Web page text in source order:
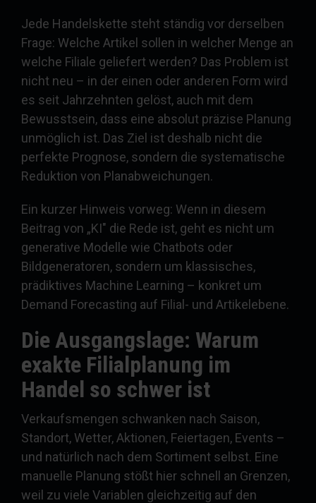
Jede Handelskette steht ständig vor derselben
Frage: Welche Artikel sollen in welcher Menge an
welche Filiale geliefert werden? Das Problem ist
nicht neu – in der einen oder anderen Form wird
es seit Jahrzehnten gelöst, auch mit dem
Bewusstsein, dass eine absolut präzise Planung
unmöglich ist. Das Ziel ist deshalb nicht die
perfekte Prognose, sondern die systematische
Reduktion von Planabweichungen.
Ein kurzer Hinweis vorweg: Wenn in diesem
Beitrag von „KI" die Rede ist, geht es nicht um
generative Modelle wie Chatbots oder
Bildgeneratoren, sondern um klassisches,
prädiktives Machine Learning – konkret um
Demand Forecasting auf Filial- und Artikelebene.
Die Ausgangslage: Warum
exakte Filialplanung im
Handel so schwer ist
Verkaufsmengen schwanken nach Saison,
Standort, Wetter, Aktionen, Feiertagen, Events –
und natürlich nach dem Sortiment selbst. Eine
manuelle Planung stößt hier schnell an Grenzen,
weil zu viele Variablen gleichzeitig auf den